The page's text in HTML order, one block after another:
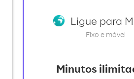
Ligue para
Fixo e móvel
Minutos